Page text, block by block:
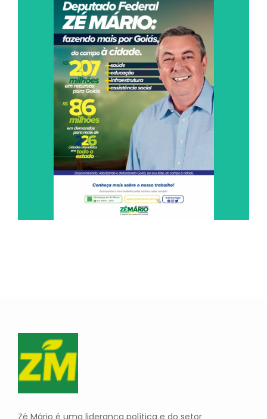
DEPUTADO FEDERAL
ZÉ MÁRIO
Fazendo mais por Goiás, do campo à cidade.
Leia Agora
Zé Mário é uma liderança política e do setor